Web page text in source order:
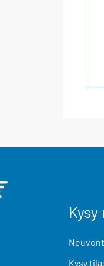
Kysy